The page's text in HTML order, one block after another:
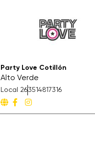
Party Love Cotillón
Alto Verde
Local 263514817316